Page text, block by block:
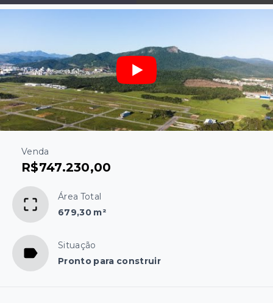
Venda
R$747.230,00
Área Total
679,30 m²
Situação
Pronto para construir